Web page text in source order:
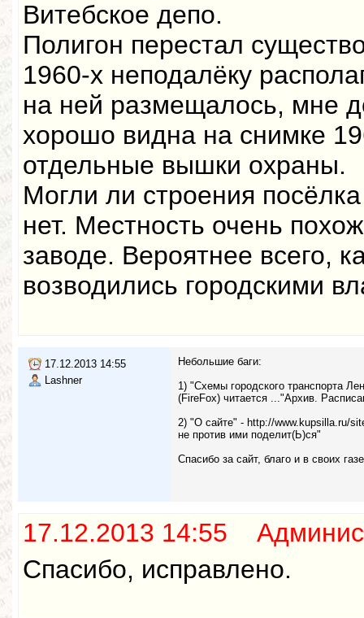
Витебское депо.
Полигон перестал
1960-х неподалёку
на ней размещалось, мне
хорошо видна на снимке
отдельные вышки охраны.
Могли ли строения
нет. Местность очень
заводе. Вероятнее всего,
возводились городскими
17.12.2013 14:55
Lashner
Небольшие баги:
1) "Схемы городского транспорта
(FireFox) читается ..."Архив.
2) "О сайте" - http://www.kupsilla.ru/
не против ими поделит(Ь)ся"
Спасибо за сайт, благо и в своих
17.12.2013 14:55
Спасибо, исправлено.